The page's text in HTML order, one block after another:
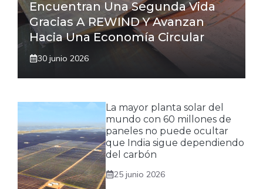
Encuentran Una Segunda Vida
Gracias A REWIND Y Avanzan
Hacia Una Economía Circular
30 junio 2026
La mayor planta solar del
mundo con 60 millones de
paneles no puede ocultar
que India sigue dependiendo
del carbón
25 junio 2026